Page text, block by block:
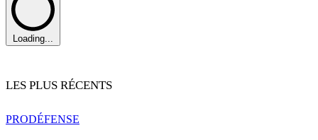
Loading...
LES PLUS RÉCENTS
PRODÉFENSE